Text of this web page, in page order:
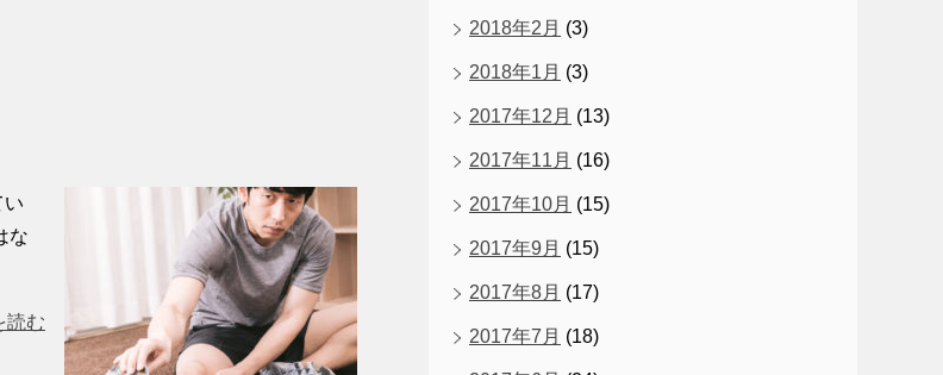
い
な
読む
2018年2月 (3)
2018年1月 (3)
2017年12月 (13)
2017年11月 (16)
2017年10月 (15)
2017年9月 (15)
2017年8月 (17)
2017年7月 (18)